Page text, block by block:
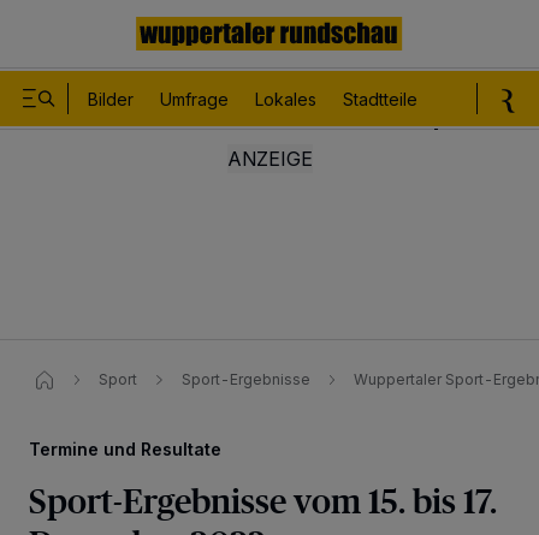
Bilder Umfrage Lokales Stadtteile
Sport Sport-Ergebnisse Wuppertaler Sport-
Termine und Resultate
Sport-Ergebnisse vom 15. bis 17.